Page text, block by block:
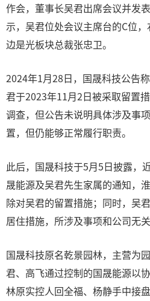
作会，董事长吴君出席会议并发
示，吴君位处会议主席台的C位
边是光板块总裁张忠卫。
2024年1月28日，国晟科技公告
君于2023年11月2日被采取留置
调查，但公告未说明具体涉及事
置，但仍能够正常履行职责。
此后，国晟科技于5月5日披露，
晟能源及吴君先生家属的通知，
除对吴君的留置措施；同时，吴
居住措施，所涉及事项和公司无关
国晟科技原名乾景园林，主营为
君、高飞通过控制的国晟能源以
林原实控人回全福、杨静手中接